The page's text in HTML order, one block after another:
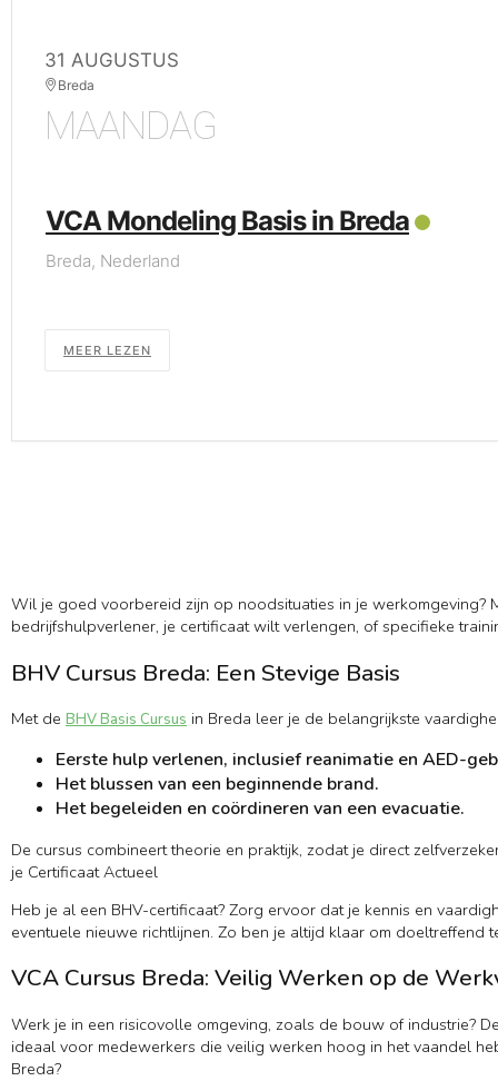
31 AUGUSTUS
Breda
MAANDAG
VCA Mondeling Basis in Breda
Breda, Nederland
MEER LEZEN
Wil je goed voorbereid zijn op noodsituaties in je werkomgeving?
bedrijfshulpverlener, je certificaat wilt verlengen, of specifieke
BHV Cursus Breda: Een Stevige Basis
Met de BHV Basis Cursus in Breda leer je de belangrijkste
Eerste hulp verlenen, inclusief reanimatie en AED-
Het blussen van een beginnende brand.
Het begeleiden en coördineren van een evacuatie.
De cursus combineert theorie en praktijk, zodat je direct
je Certificaat Actueel
Heb je al een BHV-certificaat? Zorg ervoor dat je kennis en
eventuele nieuwe richtlijnen. Zo ben je altijd klaar om doeltreffend
VCA Cursus Breda: Veilig Werken op de
Werk je in een risicovolle omgeving, zoals de bouw of industrie?
ideaal voor medewerkers die veilig werken hoog in het vaandel
Breda?